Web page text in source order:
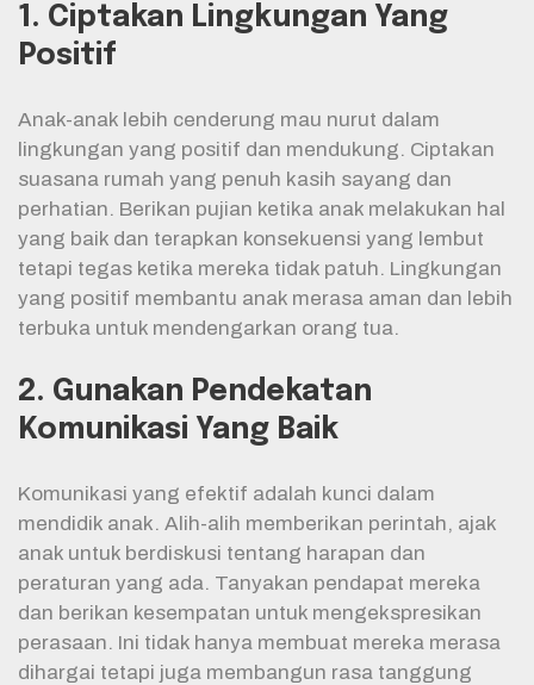
1. Ciptakan Lingkungan Yang
Positif
Anak-anak lebih cenderung mau nurut dalam
lingkungan yang positif dan mendukung. Ciptakan
suasana rumah yang penuh kasih sayang dan
perhatian. Berikan pujian ketika anak melakukan hal
yang baik dan terapkan konsekuensi yang lembut
tetapi tegas ketika mereka tidak patuh. Lingkungan
yang positif membantu anak merasa aman dan lebih
terbuka untuk mendengarkan orang tua.
2. Gunakan Pendekatan
Komunikasi Yang Baik
Komunikasi yang efektif adalah kunci dalam
mendidik anak. Alih-alih memberikan perintah, ajak
anak untuk berdiskusi tentang harapan dan
peraturan yang ada. Tanyakan pendapat mereka
dan berikan kesempatan untuk mengekspresikan
perasaan. Ini tidak hanya membuat mereka merasa
dihargai tetapi juga membangun rasa tanggung